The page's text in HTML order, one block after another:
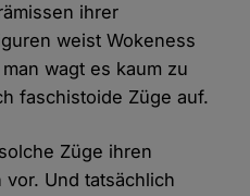
ihrer
weist Wokeness
wagt es kaum zu
faschistoide Züge auf.
Züge ihren
Und tatsächlich